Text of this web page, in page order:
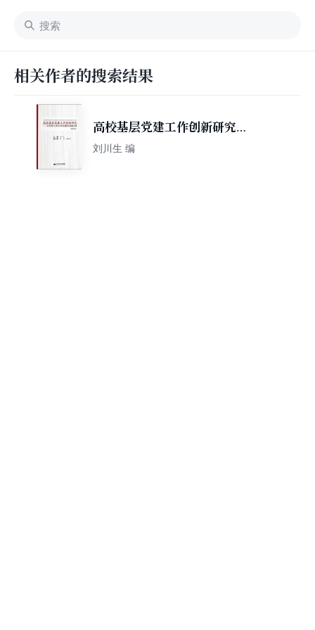
相关作者的搜索结果
高校基层党建工作创新研究
（第4卷）
刘川生 编